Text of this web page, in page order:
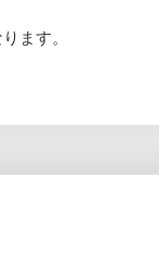
ます。